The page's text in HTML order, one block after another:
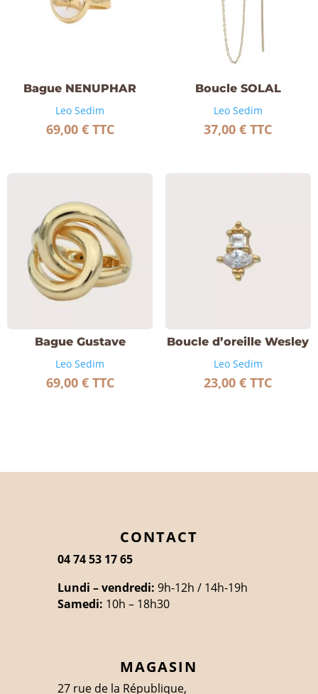
Bague NENUPHAR
Leo Sedim
69,00 € TTC
Boucle SOLAL
Leo Sedim
37,00€ TTC
Bague Gustave
Leo Sedim
69,00 € TTC
Boucle d’oreille Wesley
Leo Sedim
23,00€ TTC
CONTACT
04 74 53 17 65
Lundi – vendredi: 9h-12h / 14h-19h
Samedi: 10h – 18h30
MAGASIN
27 rue de la République,